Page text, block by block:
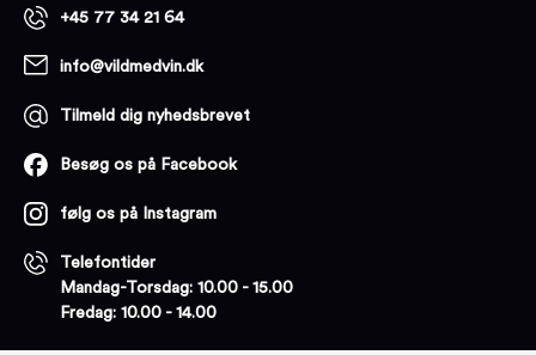
+45 77 34 21 64
info@vildmedvin.dk
Tilmeld dig nyhedsbrevet
Besøg os på Facebook
følg os på Instagram
Telefontider
Mandag-Torsdag: 10.00 - 15.00
Fredag: 10.00 - 14.00